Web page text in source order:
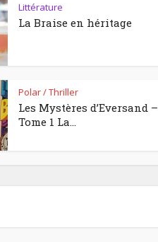
Littérature
La Braise en héritage
Polar / Thriller
Les Mystères d’Eversand –
Tome 1 La...